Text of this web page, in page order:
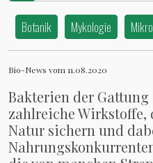
Botanik Mykologie
Bio-News vom 11.08.2020
Bakterien der
zahlreiche
Natur sichern und